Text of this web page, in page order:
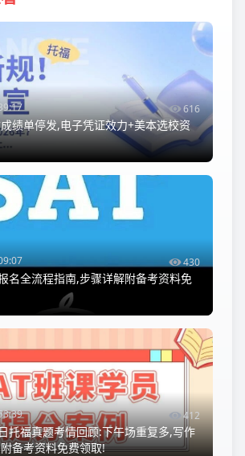
616
绩单停发,电子凭证效力+美本选校资
430
名全流程指南,步骤详解附备考资料免
412
托福真题考情回顾:下午场重复多,写作
备考资料免费领取!